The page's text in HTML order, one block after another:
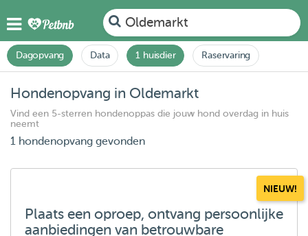
Oldemarkt
Dagopvang Data 1 huisdier Raservaring
Hondenopvang in Oldemarkt
Vind een 5-sterren hondenoppas die jouw hond overdag in huis
neemt
1 hondenopvang gevonden
NIEUW!
Plaats een oproep, ontvang persoonlijke
aanbiedingen van betrouwbare